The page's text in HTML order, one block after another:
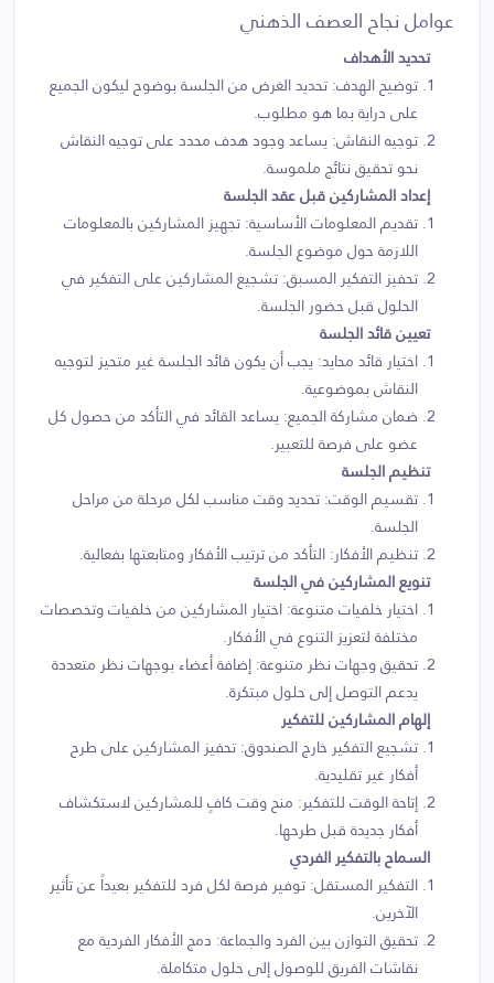
عوامل نجاح العصف الذهني
تحديد الأهداف
توضيح الهدف: تحديد الغرض من الجلسة بوضوح ليكون الجميع
على دراية بما هو مطلوب.
توجيه النقاش: يساعد وجود هدف محدد على توجيه النقاش
نحو تحقيق نتائج ملموسة.
إعداد المشاركين قبل عقد الجلسة
تقديم المعلومات الأساسية: تجهيز المشاركين بالمعلومات
اللازمة حول موضوع الجلسة.
تحفيز التفكير المسبق: تشجيع المشاركين على التفكير في
الحلول قبل حضور الجلسة.
تعيين قائد الجلسة
اختيار قائد محايد: يجب أن يكون قائد الجلسة غير متحيز لتوجيه
النقاش بموضوعية.
ضمان مشاركة الجميع: يساعد القائد في التأكد من حصول كل
عضو على فرصة للتعبير.
تنظيم الجلسة
تقسيم الوقت: تحديد وقت مناسب لكل مرحلة من مراحل
الجلسة.
تنظيم الأفكار: التأكد من ترتيب الأفكار ومتابعتها بفعالية.
تنويع المشاركين في الجلسة
اختيار خلفيات متنوعة: اختيار المشاركين من خلفيات وتخصصات
مختلفة لتعزيز التنوع في الأفكار.
تحقيق وجهات نظر متنوعة: إضافة أعضاء بوجهات نظر متعددة
يدعم التوصل إلى حلول مبتكرة.
إلهام المشاركين للتفكير
تشجيع التفكير خارج الصندوق: تحفيز المشاركين على طرح
أفكار غير تقليدية.
إتاحة الوقت للتفكير: منح وقت كافٍ للمشاركين لاستكشاف
أفكار جديدة قبل طرحها.
السماح بالتفكير الفردي
التفكير المستقل: توفير فرصة لكل فرد للتفكير بعيداً عن تأثير
الآخرين.
تحقيق التوازن بين الفرد والجماعة: دمج الأفكار الفردية مع
نقاشات الفريق للوصول إلى حلول متكاملة.